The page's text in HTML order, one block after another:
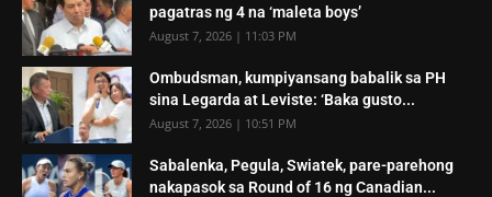
pagatras ng 4 na ‘maleta boys’
August 7, 2026 | 11:03 PM
Ombudsman, kumpiyansang babalik sa PH
sina Legarda at Leviste: ‘Baka gusto...
August 7, 2026 | 10:51 PM
Sabalenka, Pegula, Swiatek, pare-parehong
nakapasok sa Round of 16 ng Canadian...